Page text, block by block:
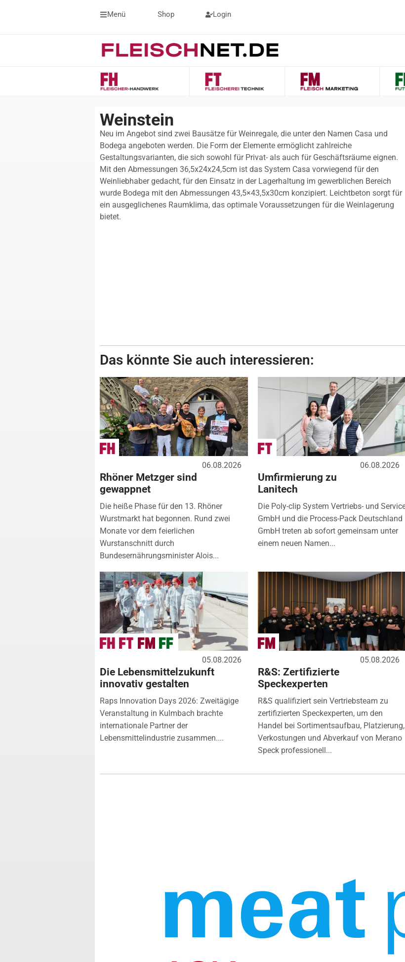
Menü Shop Login
Weinstein
Neu im Angebot sind zwei Bausätze für Weinregale, die unter den Namen Casa und
Bodega angeboten werden. Die Form der Elemente ermöglicht zahlreiche
Gestaltungsvarianten, die sich sowohl für Privat- als auch für Geschäftsräume eignen.
Mit den Abmessungen 36,5x24x24,5cm ist das System Casa vorwiegend für den
Weinliebhaber gedacht, für den Einsatz in der Lagerhaltung im gewerblichen Bereich
wurde Bodega mit den Abmessungen 43,5×43,5x30cm konzipiert. Leichtbeton sorgt für
ein ausgeglichenes Raumklima, das optimale Voraussetzungen für die Weinlagerung
bietet.
Das könnte Sie auch interessieren:
06.08.2026
Rhöner Metzger sind
gewappnet
Die heiße Phase für den 13. Rhöner
Wurstmarkt hat begonnen. Rund zwei
Monate vor dem feierlichen
Wurstanschnitt durch
Bundesernährungsminister Alois...
06.08.2026
Umfirmierung zu
Lanitech
Die Poly-clip System Vertriebs- und
GmbH und die Process-Pack Deutschland
GmbH treten ab sofort gemeinsam unter
einem neuen Namen...
05.08.2026
Die Lebensmittelzukunft
innovativ gestalten
Raps Innovation Days 2026: Zweitägige
Veranstaltung in Kulmbach brachte
internationale Partner der
Lebensmittelindustrie zusammen....
05.08.2026
R&S: Zertifizierte
Speckexperten
R&S qualifiziert sein Vertriebsteam zu
zertifizierten Speckexperten, um den
Handel bei Sortimentsaufbau, Platzierung,
Verkostungen und Abverkauf von Merano
Speck professionell...